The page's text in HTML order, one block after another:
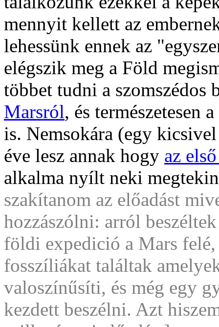
mennyit kellett az
lehessünk ennek az
elégszik meg a Föld
többet tudni a
Marsról, és természetesen
is. Nemsokára (egy
éve lesz annak hogy az
alkalma nyílt neki
szakítanom az előadást
hozzászólni: arról
földi expedició a Mars
fosszíliákat találtak
valoszínűsíti, és még egy
kezdett beszélni. Azt